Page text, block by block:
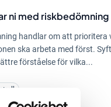
ni med riskbedömning
handlar om att prioritera
ska arbeta med först.
förståelse för vilka...